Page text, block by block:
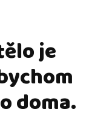
je
doma.